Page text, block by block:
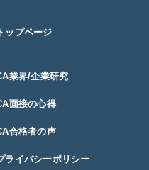
トップページ
業界/企業研究
面接の心得
合格者の声
ライバシーポリシー